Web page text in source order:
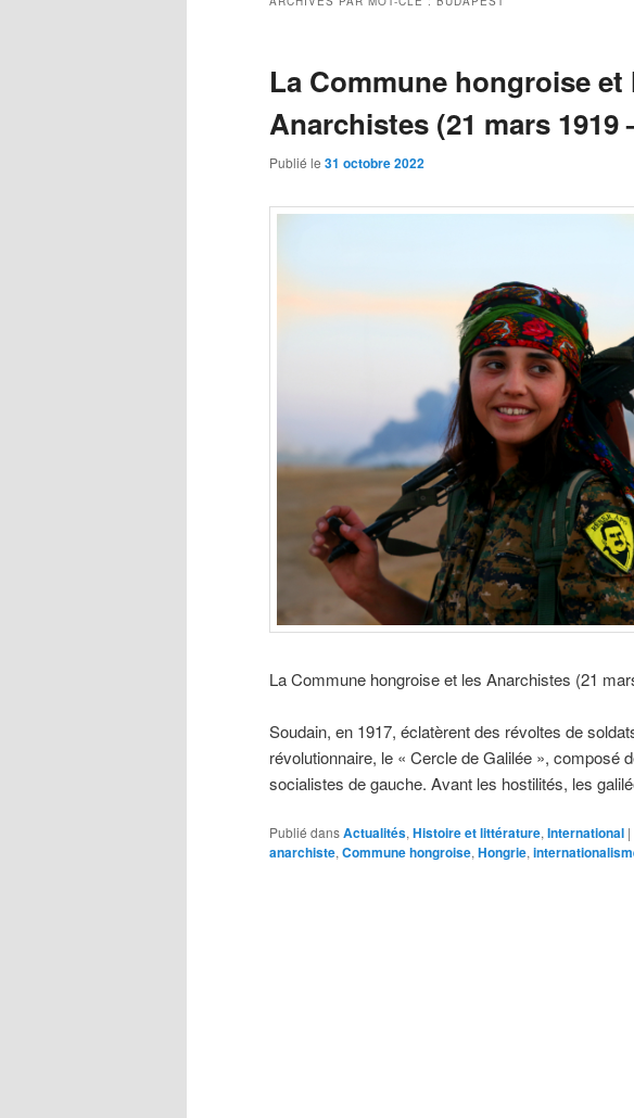
La Commune hongroise et
Anarchistes (21 mars 1919
Publié le 31 octobre 2022
La Commune hongroise et les Anarchistes (21
Soudain, en 1917, éclatèrent des révoltes de
révolutionnaire, le « Cercle de Galilée », composé
socialistes de gauche. Avant les hostilités, les
Publié dansActualités,Histoire et littérature,International |
anarchiste,Commune hongroise,Hongrie,